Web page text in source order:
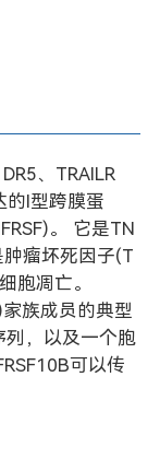
、TRAILR
的I型跨膜蛋
。 它是TN
瘤坏死因子(T
胞凋亡。
族成员的典型
列，以及一个胞
可以传